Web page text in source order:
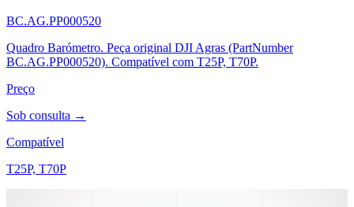
BC.AG.PP000520
Quadro Barómetro. Peça original DJI Agras (PartNumber
BC.AG.PP000520). Compatível com T25P, T70P.
Preço
Sob consulta →
Compatível
T25P, T70P